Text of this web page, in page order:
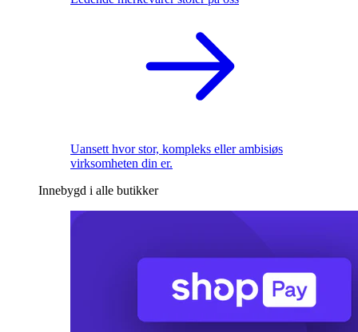
Uansett hvor stor, kompleks eller ambisiøs
virksomheten din er.
Innebygd i alle butikker